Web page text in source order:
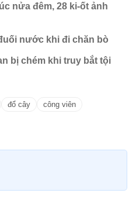
nửa đêm, 28 ki-ốt ảnh
nước khi đi chăn bò
bị chém khi truy bắt tội
đổ cây công viên